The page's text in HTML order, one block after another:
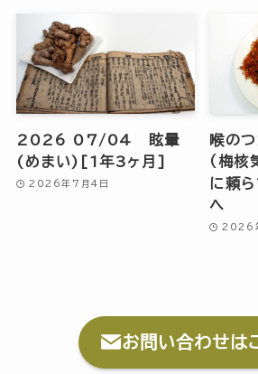
2026 07/04 眩暈
(めまい)[1年3ヶ月]
2026年7月4日
喉のつ
（梅核
に頼
へ
2026
お問い合わせは